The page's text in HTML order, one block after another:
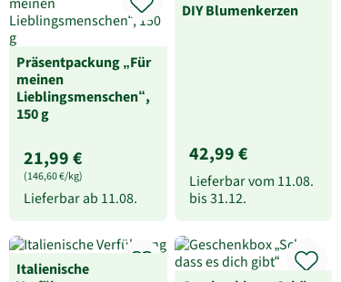
Präsentpackung „Für
meinen
Lieblingsmenschen“,
150 g
21,99 €
(146,60 €/kg)
Lieferbar ab 11.08.
DIY Blumenkerzen
42,99 €
Lieferbar vom 11.08.
bis31.12.
Italienische